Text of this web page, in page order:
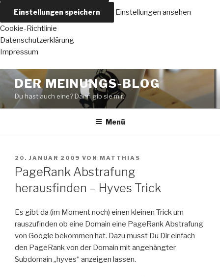
Einstellungen speichern
Einstellungen ansehen
Cookie-Richtlinie
Datenschutzerklärung
Impressum
Zum
Inhalt
springen
DER MEINUNGS-BLOG
Du hast auch eine? Dann gib sie mir..
Menü
VERÖFFENTLICHT
AM
20. JANUAR 2009 VON MATTHIAS
PageRank Abstrafung
herausfinden – Hyves Trick
Es gibt da (im Moment noch) einen kleinen Trick um
rauszufinden ob eine Domain eine PageRank Abstrafung
von Google bekommen hat. Dazu musst Du Dir einfach
den PageRank von der Domain mit angehängter
Subdomain „hyves“ anzeigen lassen.